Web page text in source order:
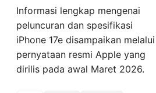
Informasi lengkap mengenai
peluncuran dan spesifikasi
iPhone 17e disampaikan melalui
pernyataan resmi Apple yang
dirilis pada awal Maret 2026.